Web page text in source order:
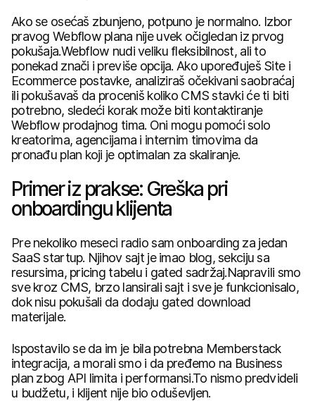
Ako se osećaš zbunjeno, potpuno je normalno. Izbor
pravog Webflow plana nije uvek očigledan iz prvog
pokušaja.Webflow nudi veliku fleksibilnost, ali to
ponekad znači i previše opcija. Ako upoređuješ Site i
Ecommerce postavke, analiziraš očekivani saobraćaj
ili pokušavaš da proceniš koliko CMS stavki će ti biti
potrebno, sledeći korak može biti kontaktiranje
Webflow prodajnog tima. Oni mogu pomoći solo
kreatorima, agencijama i internim timovima da
pronađu plan koji je optimalan za skaliranje.
Primer iz prakse: Greška pri
onboardingu klijenta
Pre nekoliko meseci radio sam onboarding za jedan
SaaS startup. Njihov sajt je imao blog, sekciju sa
resursima, pricing tabelu i gated sadržaj.Napravili smo
sve kroz CMS, brzo lansirali sajt i sve je funkcionisalo,
dok nisu pokušali da dodaju gated download
materijale.
Ispostavilo se da im je bila potrebna Memberstack
integracija, a morali smo i da pređemo na Business
plan zbog API limita i performansi.To nismo predvideli
u budžetu, i klijent nije bio oduševljen.